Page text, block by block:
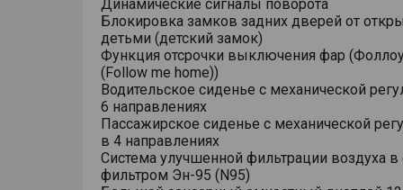
Динамические сигналы поворота
Блокировка замков задних дверей от
детьми (детский замок)
Функция отсрочки выключения фар
(Follow me home))
Водительское сиденье с механической
6 направлениях
Пассажирское сиденье с механической
в 4 направлениях
Система улучшенной фильтрации воздуха в
фильтром Эн-95 (N95)